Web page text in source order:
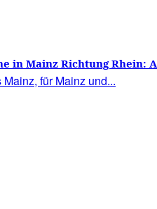
in Mainz Richtung Rhein:
– Haben die Mainzer